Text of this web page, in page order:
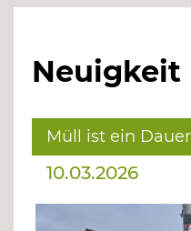
Neuigkeit
Müll ist ein
10.03.2026